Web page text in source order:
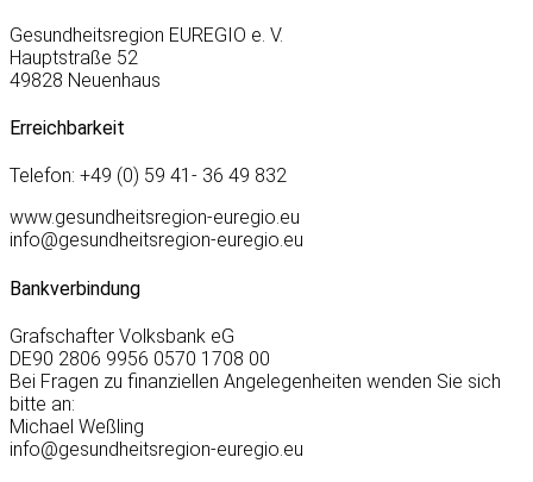
Gesundheitsregion EUREGIO e. V.
Hauptstraße 52
49828 Neuenhaus
Erreichbarkeit
Telefon: +49 (0) 59 41- 36 49 832
www.gesundheitsregion-euregio.eu
info@gesundheitsregion-euregio.eu
Bankverbindung
Grafschafter Volksbank eG
DE90 2806 9956 0570 1708 00
Bei Fragen zu finanziellen Angelegenheiten wenden Sie sich
bitte an:
Michael Weßling
info@gesundheitsregion-euregio.eu